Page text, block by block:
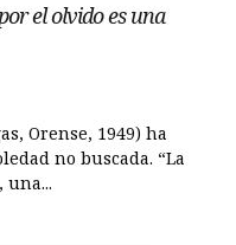
el olvido es una
Orense, 1949) ha
no buscada. “La
una...